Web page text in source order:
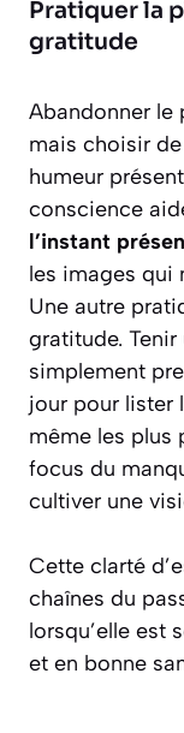
Pratiquer la
gratitude
Abandonner le
mais choisir
humeur
conscience
l’instant
les images qui
Une autre
gratitude.
simplement
jour pour lister
même les plus
focus du
cultiver une
Cette clarté
chaînes du
lorsqu’elle est
et en bonne